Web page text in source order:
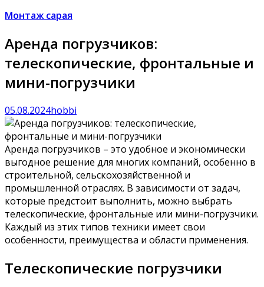
Монтаж сарая
Аренда погрузчиков:
телескопические, фронтальные и
мини-погрузчики
05.08.2024hobbi
Аренда погрузчиков – это удобное и экономически
выгодное решение для многих компаний, особенно в
строительной, сельскохозяйственной и
промышленной отраслях. В зависимости от задач,
которые предстоит выполнить, можно выбрать
телескопические, фронтальные или мини-погрузчики.
Каждый из этих типов техники имеет свои
особенности, преимущества и области применения.
Телескопические погрузчики